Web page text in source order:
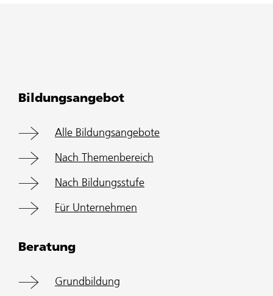
Bildungsangebot
Alle Bildungsangebote
Nach Themenbereich
Nach Bildungsstufe
Für Unternehmen
Beratung
Grundbildung